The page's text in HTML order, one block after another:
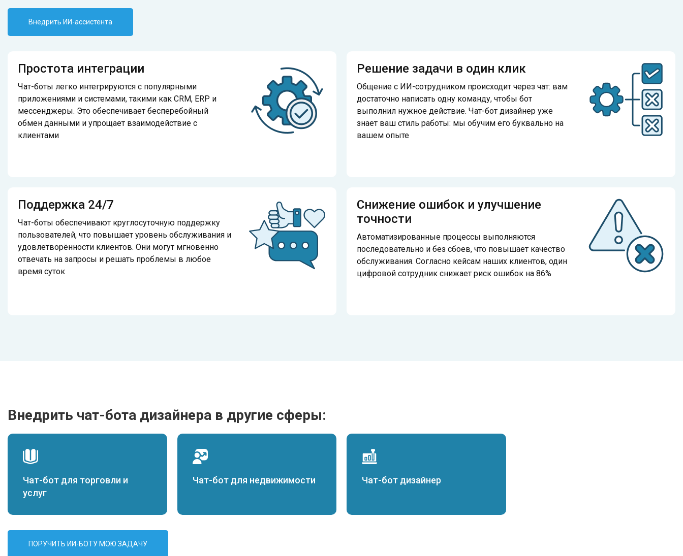
Внедрить ИИ-ассистента
Простота интеграции
Чат-боты легко интегрируются с популярными
приложениями и системами, такими как CRM, ERP и
мессенджеры. Это обеспечивает бесперебойный
обмен данными и упрощает взаимодействие с
клиентами
Решение задачи в один клик
Общение с ИИ-сотрудником происходит через чат: вам
достаточно написать одну команду, чтобы бот
выполнил нужное действие. Чат-бот дизайнер уже
знает ваш стиль работы: мы обучим его буквально на
вашем опыте
Поддержка 24/7
Чат-боты обеспечивают круглосуточную поддержку
пользователей, что повышает уровень обслуживания и
удовлетворённости клиентов. Они могут мгновенно
отвечать на запросы и решать проблемы в любое
время суток
Снижение ошибок и улучшение
точности
Автоматизированные процессы выполняются
последовательно и без сбоев, что повышает качество
обслуживания. Согласно кейсам наших клиентов, один
цифровой сотрудник снижает риск ошибок на 86%
Внедрить чат-бота дизайнера в другие сферы:
Чат-бот для торговли и
услуг
Чат-бот для недвижимости Чат-бот дизайнер
ПОРУЧИТЬ ИИ-БОТУ МОЮ ЗАДАЧУ